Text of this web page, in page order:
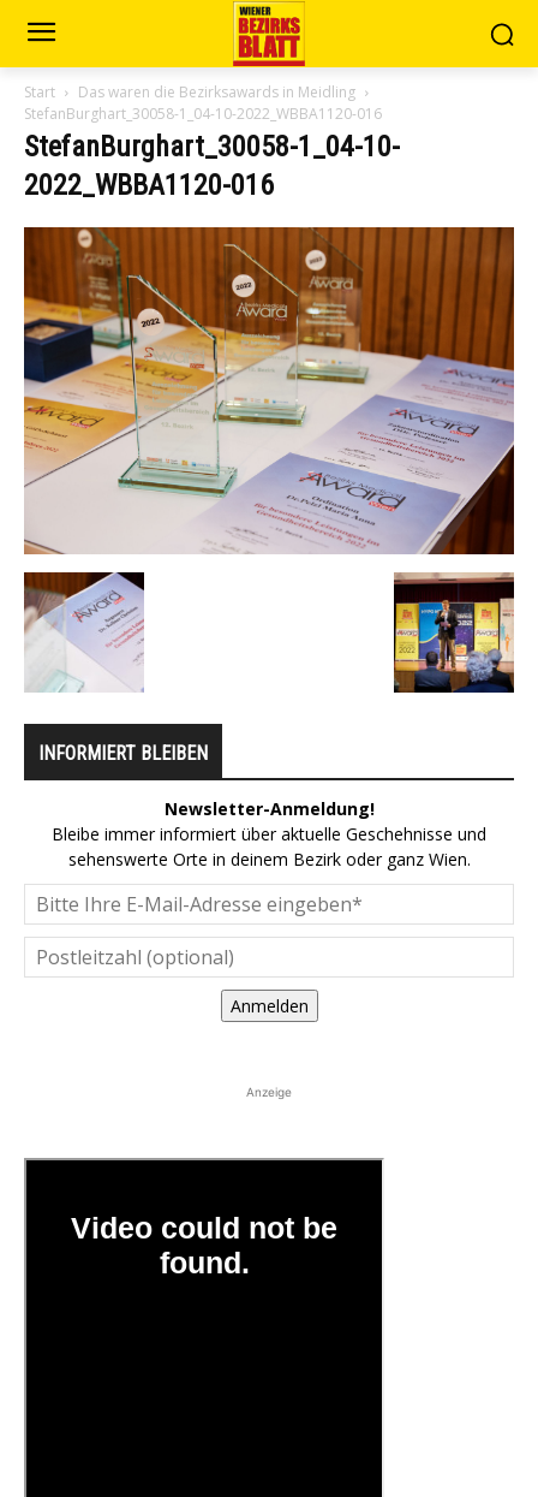
Start
Das waren die Bezirksawards in Meidling
StefanBurghart_30058-1_04-10-2022_WBBA1120-016
StefanBurghart_30058-1_04-10-
2022_WBBA1120-016
INFORMIERT BLEIBEN
Newsletter-Anmeldung!
Bleibe immer informiert über aktuelle Geschehnisse und
sehenswerte Orte in deinem Bezirk oder ganz Wien.
Anmelden
Anzeige